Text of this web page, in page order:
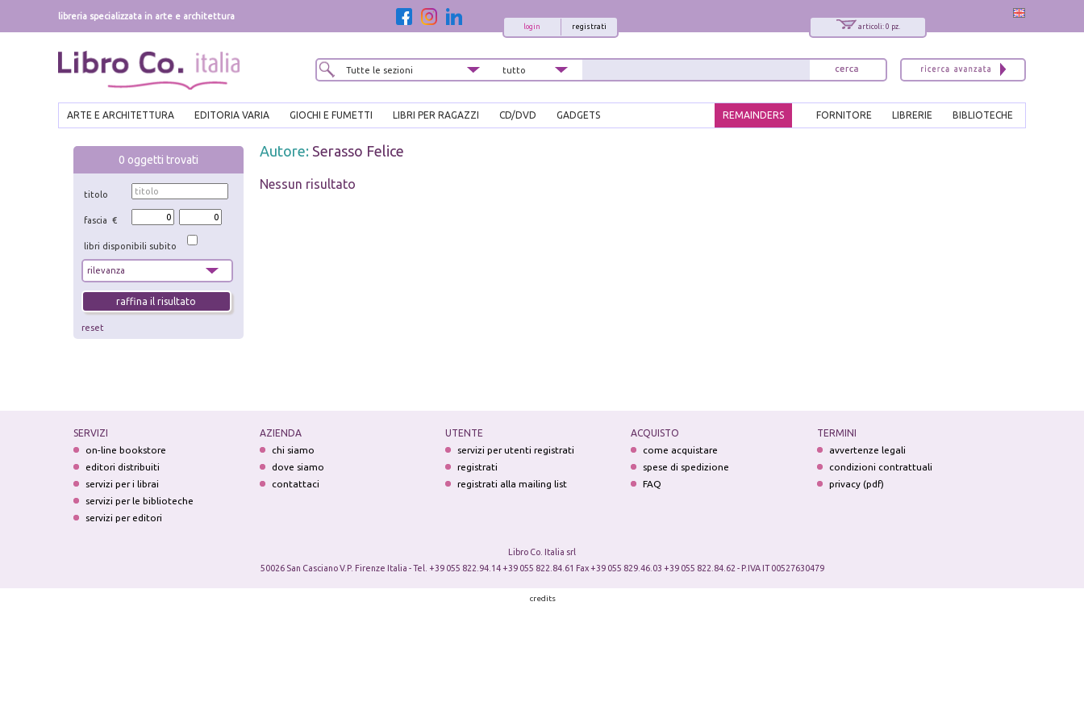
libreria specializzata in arte e architettura
articoli: 0 pz.
registrati
login
ARTE E ARCHITETTURA EDITORIA VARIA GIOCHI E FUMETTI LIBRI PER RAGAZZI CD/DVD GADGETS BIBLIOTECHE
LIBRERIE
FORNITORE
REMAINDERS
0 oggetti trovati
titolo
fascia €
libri disponibili subito
reset
Autore: Serasso Felice
Nessun risultato
SERVIZI
on-line bookstore
editori distribuiti
servizi per i librai
servizi per le biblioteche
servizi per editori
AZIENDA
chi siamo
dove siamo
contattaci
UTENTE
servizi per utenti registrati
registrati
registrati alla mailing list
ACQUISTO
come acquistare
spese di spedizione
FAQ
TERMINI
avvertenze legali
condizioni contrattuali
privacy (pdf)
Libro Co. Italia srl
50026 San Casciano V.P. Firenze Italia - Tel. +39 055 822.94.14 +39 055 822.84.61 Fax +39 055 829.46.03 +39 055 822.84.62 - P.IVA IT 00527630479
credits